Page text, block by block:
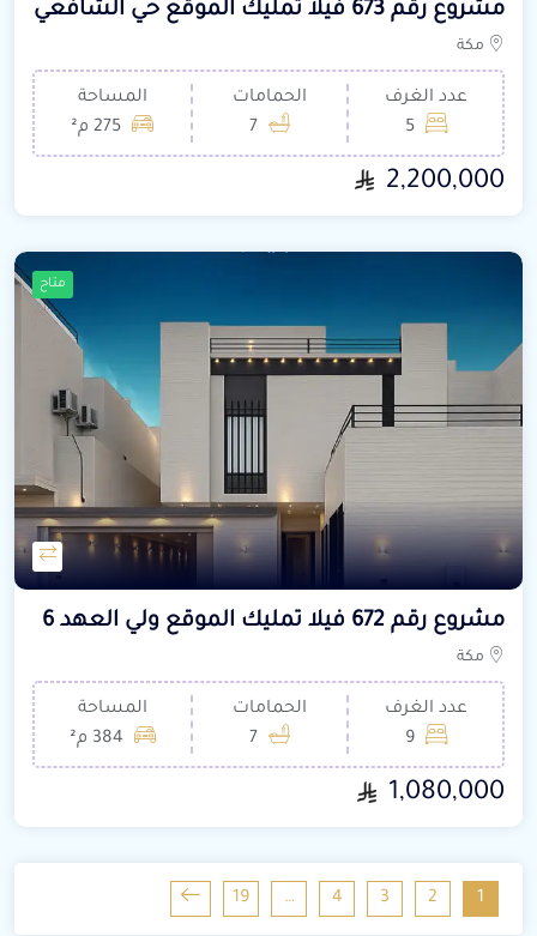
مشروع رقم 673 فيلا تمليك الموقع حي الشافعي
مكة
عدد الغرف
5
الحمامات
7
المساحة
275 م²
2,200,000
متاح
مشروع رقم 672 فيلا تمليك الموقع ولي العهد 6
مكة
عدد الغرف
9
الحمامات
7
المساحة
384 م²
1,080,000
1
2
3
4
…
19